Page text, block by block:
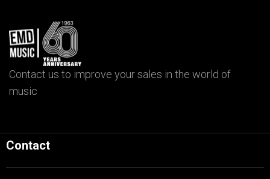
Contact us to improve your sales in the world of
music
Contact